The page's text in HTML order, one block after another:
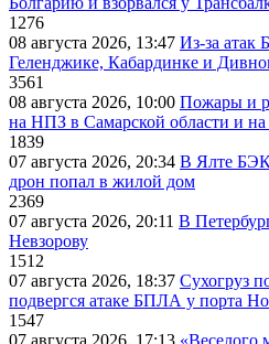
1276
08 августа 2026, 13:47 Из-за атак
Геленджике, Кабардинке и
3561
08 августа 2026, 10:00 Пожары и
на НПЗ в Самарской области и
1839
07 августа 2026, 20:34 В Ялте БЭК
дрон попал в жилой дом
2369
07 августа 2026, 20:11 В
Невзорову
1512
07 августа 2026, 18:37 Сухогруз
подвергся атаке БПЛА у порта
1547
07 августа 2026, 17:13 «Веселого